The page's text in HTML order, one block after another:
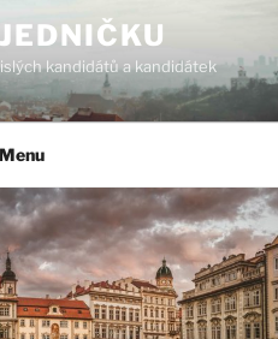
kandidátů a kandidátek
Menu